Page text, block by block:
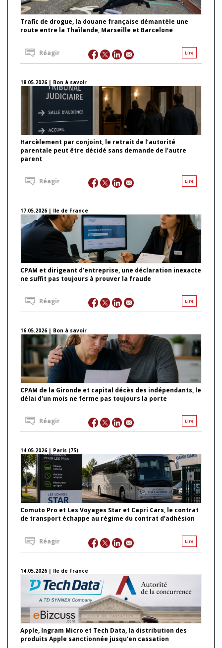
Trafic de drogue, la douane française démantèle une
route entre la Thaïlande, Marseille et Barcelone
Lire
Réagir
18.05.2026 | Bon à savoir
Harcèlement par conjoint, le retrait de l’autorité
parentale peut être décidé sans demande de l’autre
parent
Lire
Réagir
17.05.2026 | Ile de France
CPAM et dirigeant d’entreprise, une déclaration inexacte
ne suffit pas toujours à prouver la fraude
Lire
Réagir
16.05.2026 | Bon à savoir
CPAM de la Gironde et capital décès des indépendants, le
délai d’un mois ne ferme pas toujours la porte
Lire
Réagir
14.05.2026 | Paris (75)
Comuto Pro et Les Voyages Star et Capri Cars, le contrat
de transport échappe au régime du contrat d’adhésion
Lire
Réagir
14.05.2026 | Ile de France
Apple, Ingram Micro et Tech Data, la distribution des
produits Apple sanctionnée jusqu’en cassation